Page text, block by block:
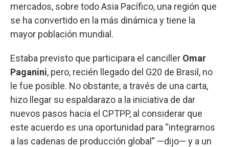
mercados, sobre todo Asia Pacífico, una región que
se ha convertido en la más dinámica y tiene la
mayor población mundial.
Estaba previsto que participara el canciller Omar
Paganini, pero, recién llegado del G20 de Brasil, no
le fue posible. No obstante, a través de una carta,
hizo llegar su espaldarazo a la iniciativa de dar
nuevos pasos hacia el CPTPP, al considerar que
este acuerdo es una oportunidad para “integrarnos
a las cadenas de producción global” —dijo— y a un